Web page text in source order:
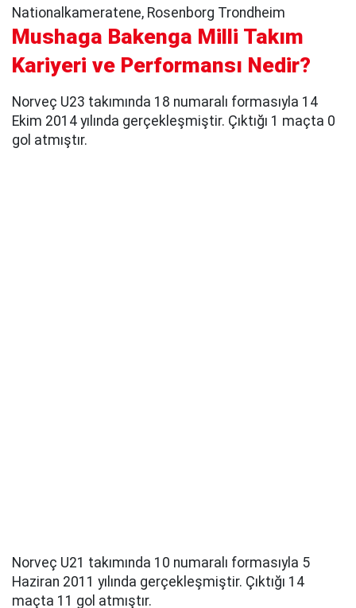
Nationalkameratene, Rosenborg Trondheim
Mushaga Bakenga Milli Takım
Kariyeri ve Performansı Nedir?
Norveç U23 takımında 18 numaralı formasıyla 14
Ekim 2014 yılında gerçekleşmiştir. Çıktığı 1 maçta 0
gol atmıştır.
Norveç U21 takımında 10 numaralı formasıyla 5
Haziran 2011 yılında gerçekleşmiştir. Çıktığı 14
maçta 11 gol atmıştır.